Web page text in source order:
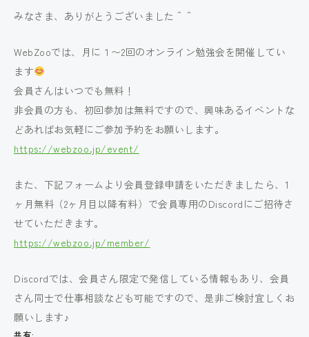
みなさま、ありがとうございました＾＾
WebZooでは、月に１〜2回のオンライン勉強会を開催してい
ます
会員さんはいつでも無料！
非会員の方も、初回参加は無料ですので、興味あるイベントな
どあればお気軽にご参加予約をお願いします。
https://webzoo.jp/event/
また、下記フォームより会員登録申請をいただきましたら、1
ヶ月無料（2ヶ月目以降有料）で会員専用のDiscordにご招待さ
せていただきます。
https://webzoo.jp/member/
Discordでは、会員さん限定で発信している情報もあり、会員
さん同士で仕事相談なども可能ですので、是非ご検討宜しくお
願いします♪
共有: